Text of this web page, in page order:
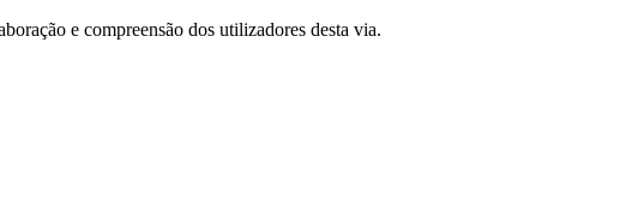
e compreensão dos utilizadores desta via.